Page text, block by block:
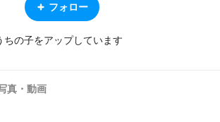
フォロー
ちの子をアップしています
真・動画